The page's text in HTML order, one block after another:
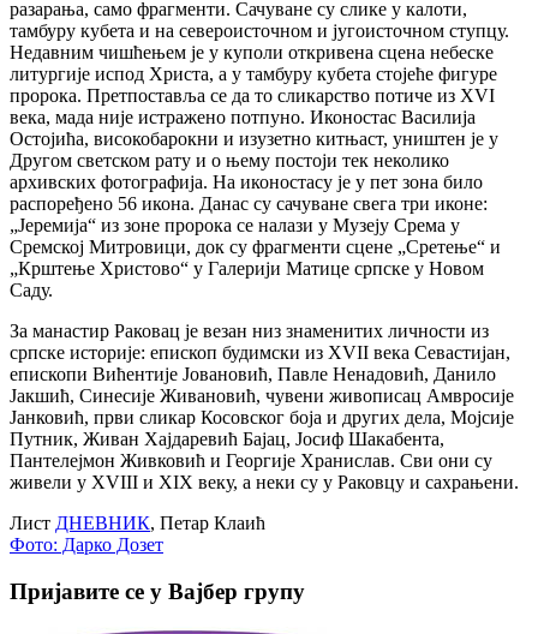
разарања, само фрагменти. Сачуване су слике у калоти,
тамбуру кубета и на североисточном и југоисточном ступцу.
Недавним чишћењем је у куполи откривена сцена небеске
литургије испод Христа, а у тамбуру кубета стојеће фигуре
пророка. Претпоставља се да то сликарство потиче из XVI
века, мада није истражено потпуно. Иконостас Василија
Остојића, високобарокни и изузетно китњаст, уништен је у
Другом светском рату и о њему постоји тек неколико
архивских фотографија. На иконостасу је у пет зона било
распоређено 56 икона. Данас су сачуване свега три иконе:
„Јеремија“ из зоне пророка се налази у Музеју Срема у
Сремској Митровици, док су фрагменти сцене „Сретење“ и
„Крштење Христово“ у Галерији Матице српске у Новом
Саду.
За манастир Раковац је везан низ знаменитих личности из
српске историје: епископ будимски из XVII века Севастијан,
епископи Вићентије Јовановић, Павле Ненадовић, Данило
Јакшић, Синесије Живановић, чувени живописац Амвросије
Јанковић, први сликар Косовског боја и других дела, Мојсије
Путник, Живан Хајдаревић Бајац, Јосиф Шакабента,
Пантелејмон Живковић и Георгије Хранислав. Сви они су
живели у XVIII и XIX веку, а неки су у Раковцу и сахрањени.
Лист ДНЕВНИК, Петар Клаић
Фото: Дарко Дозет
Пријавите се у Вајбер групу